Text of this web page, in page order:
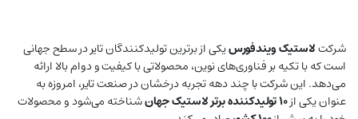
شرکتلاستیک ویندفورسیکی از برترین تولیدکنندگان تایر در سطح جهانی
است که با تکیه بر فناوری‌های نوین، محصولاتی با کیفیت و دوام بالا ارائه
می‌دهد. این شرکت با چند دهه تجربه درخشان در صنعت تایر، امروزه به
عنوان یکی از۱۰ تولیدکننده برتر لاستیک جهان
شناخته می‌شود و محصولات